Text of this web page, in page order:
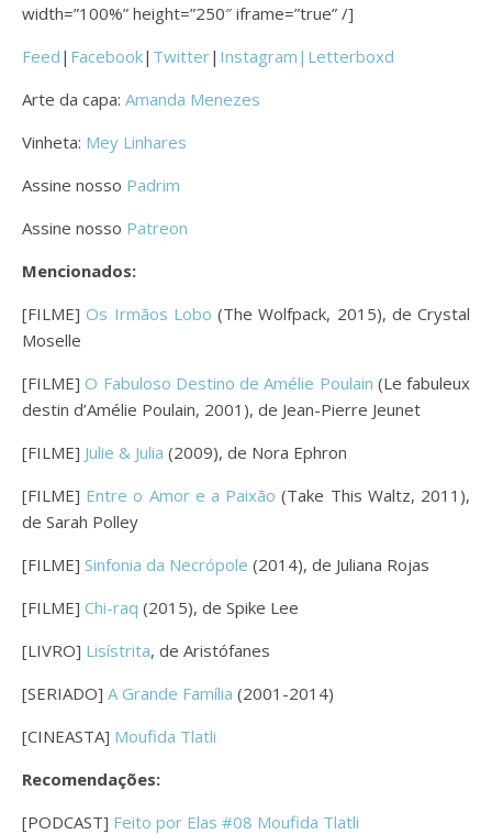
width=”100%” height=”250″ iframe=”true” /]
Feed | Facebook| Twitter| Instagram| Letterboxd
Arte da capa: Amanda Menezes
Vinheta: Mey Linhares
Assine nosso Padrim
Assine nosso Patreon
Mencionados:
[FILME]Os Irmãos Lobo (The Wolfpack, 2015), de Crystal
Moselle
[FILME]O Fabuloso Destino de Amélie Poulain (Le fabuleux
destin d’Amélie Poulain, 2001), de Jean-Pierre Jeunet
[FILME] Julie & Julia (2009), de Nora Ephron
[FILME] Entre o Amor e a Paixão (Take This Waltz, 2011),
de Sarah Polley
[FILME] Sinfonia da Necrópole (2014), de Juliana Rojas
[FILME] Chi-raq (2015), de Spike Lee
[LIVRO] Lisístrita, de Aristófanes
[SERIADO] A Grande Família (2001-2014)
[CINEASTA] Moufida Tlatli
Recomendações:
[PODCAST] Feito por Elas #08 Moufida Tlatli